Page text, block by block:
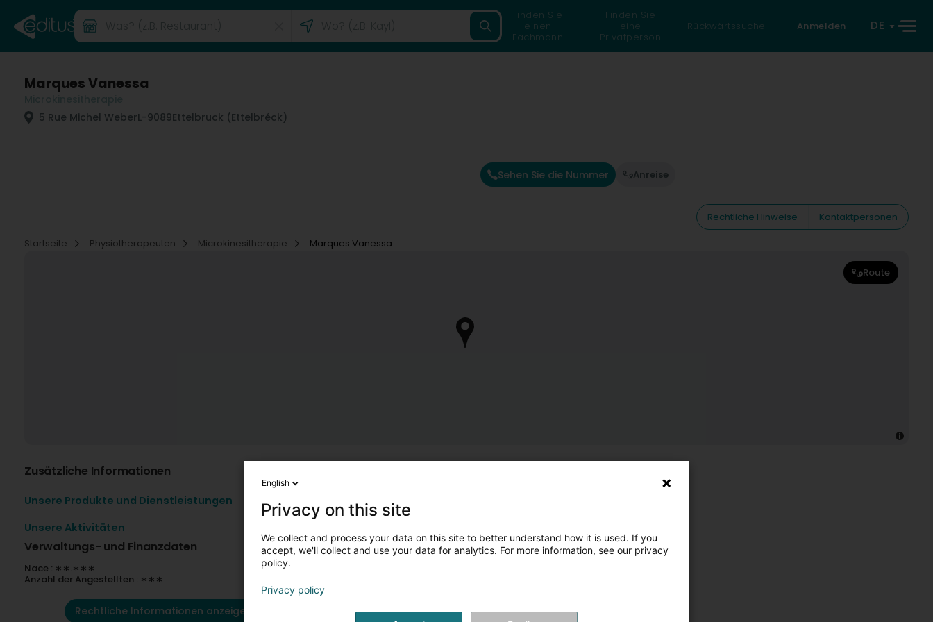
Finden Sie
einen
Fachmann
Finden Sie
eine
Privatperson
Rückwärtssuche Anmelden DE
Marques Vanessa
5 Rue Michel WeberL-9089Ettelbruck (Ettelbréck)
Sehen Sie die Nummer Anreise
Rechtliche Hinweise
Kontaktpersonen
Startseite
Physiotherapeuten Microkinesitherapie Marques Vanessa
Route
Zusätzliche Informationen
Unsere Produkte und Dienstleistungen
Unsere Aktivitäten
Verwaltungs- und Finanzdaten
Nace : ∗∗.∗∗∗
Anzahl der Angestellten : ∗∗∗
Rechtliche Informationen anzeigen
English
Privacy on this site
We collect and process your data on this site to better understand how it is used. If you
accept, we'll collect and use your data for analytics. For more information, see our privacy
policy.
Privacy policy